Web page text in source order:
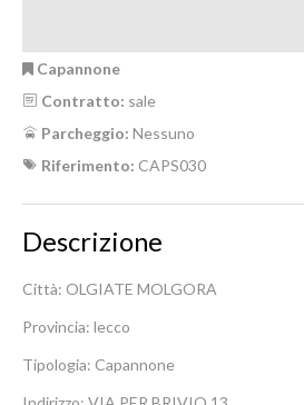
Capannone
Contratto: sale
Parcheggio: Nessuno
Riferimento: CAPS030
Descrizione
Città: OLGIATE MOLGORA
Provincia: lecco
Tipologia: Capannone